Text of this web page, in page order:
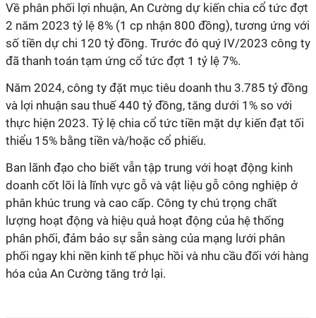
Về phân phối lợi nhuận, An Cường dự kiến chia cổ tức đợt
2 năm 2023 tỷ lệ 8% (1 cp nhận 800 đồng), tương ứng với
số tiền dự chi 120 tỷ đồng. Trước đó quý IV/2023 công ty
đã thanh toán tạm ứng cổ tức đợt 1 tỷ lệ 7%.
Năm 2024, công ty đặt mục tiêu doanh thu 3.785 tỷ đồng
và lợi nhuận sau thuế 440 tỷ đồng, tăng dưới 1% so với
thực hiện 2023. Tỷ lệ chia cổ tức tiền mặt dự kiến đạt tối
thiểu 15% bằng tiền và/hoặc cổ phiếu.
Ban lãnh đạo cho biết vẫn tập trung với hoạt động kinh
doanh cốt lõi là lĩnh vực gỗ và vật liệu gỗ công nghiệp ở
phân khúc trung và cao cấp. Công ty chú trọng chất
lượng hoạt động và hiệu quả hoạt động của hệ thống
phân phối, đảm bảo sự sẵn sàng của mạng lưới phân
phối ngay khi nền kinh tế phục hồi và nhu cầu đối với hàng
hóa của An Cường tăng trở lại.